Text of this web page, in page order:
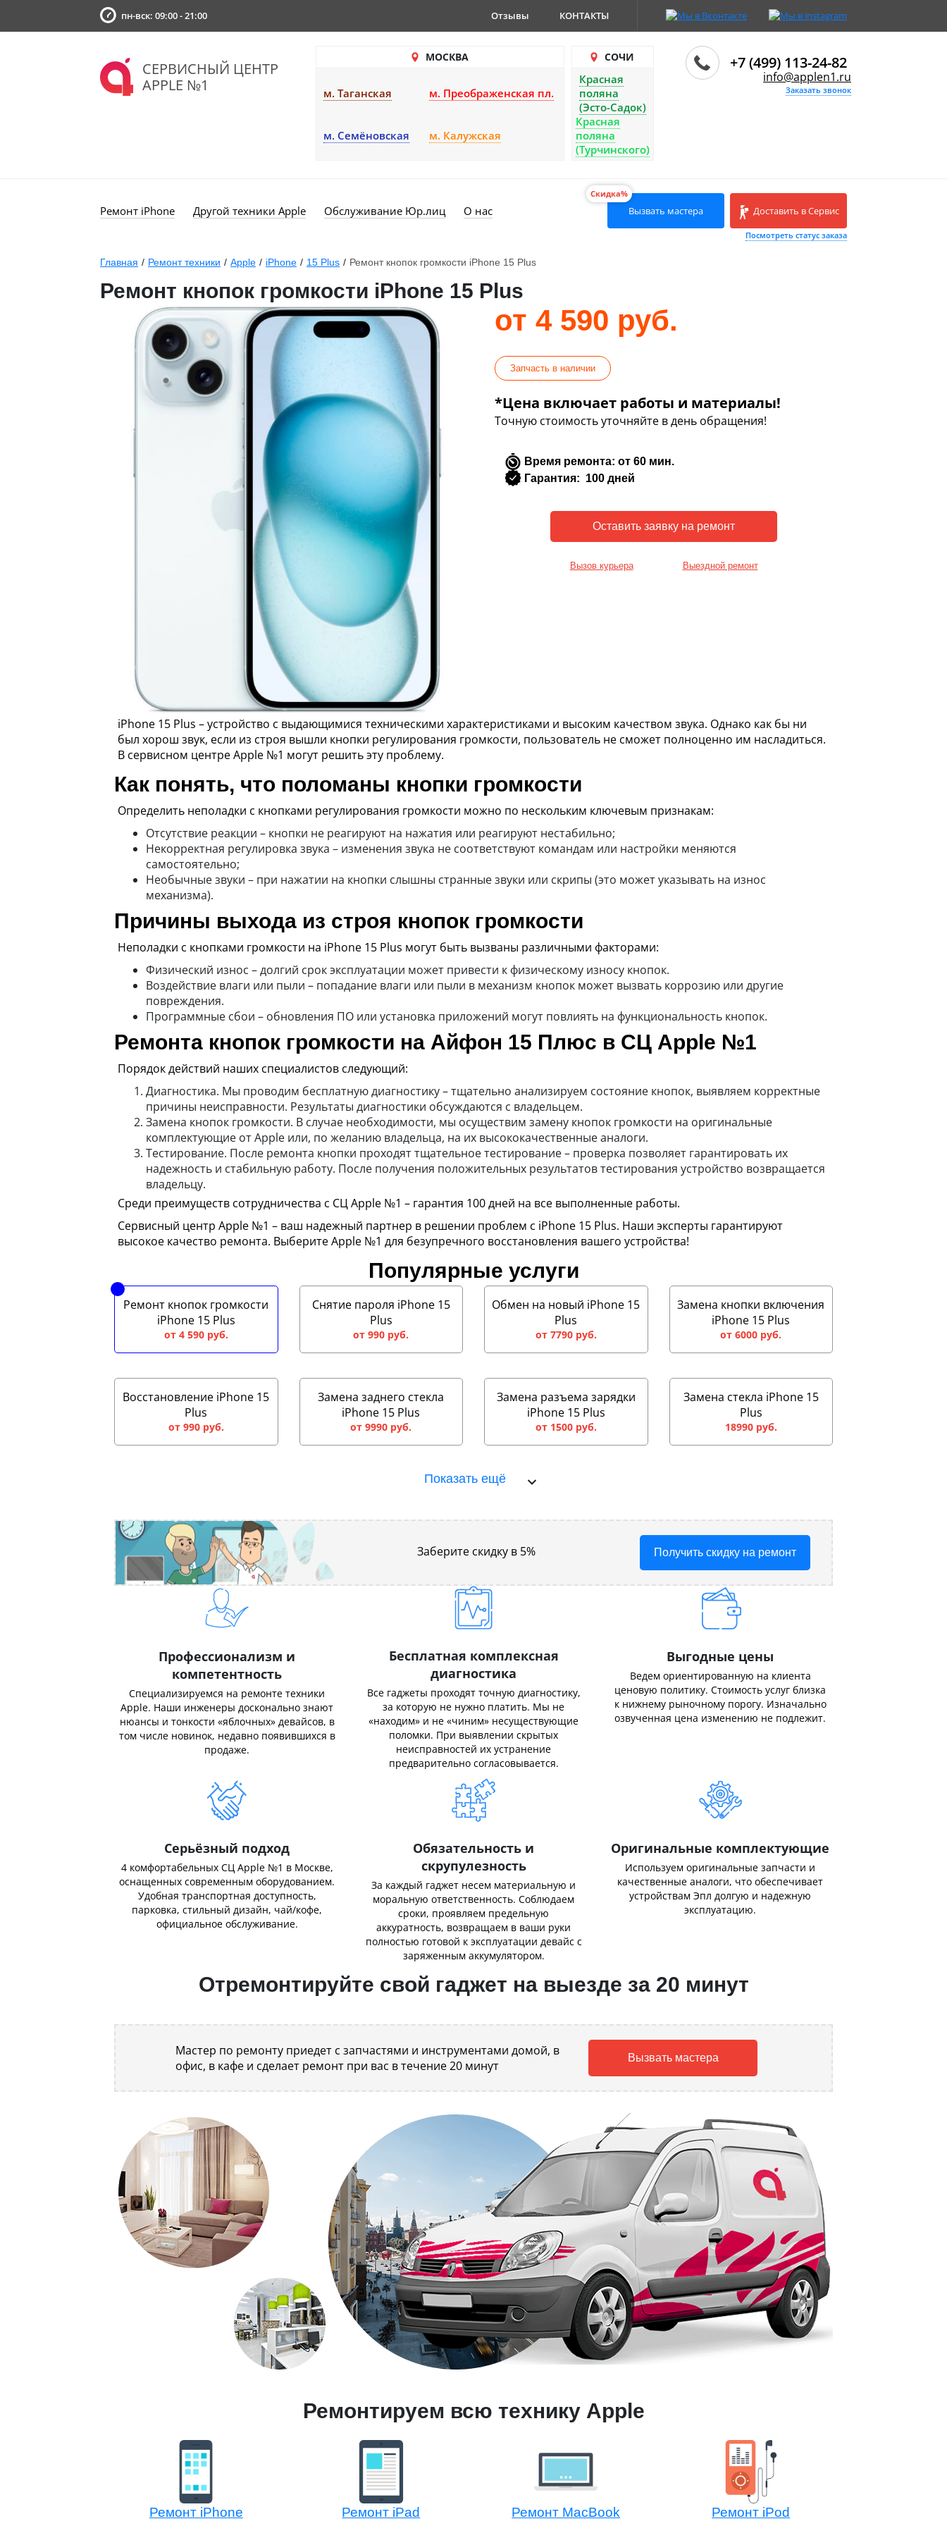
пн-вск: 09:00 - 21:00 Отзывы КОНТАКТЫ
СЕРВИСНЫЙ ЦЕНТР
APPLE №1
МОСКВА
м. Таганская м. Преображенская пл.
м. Семёновская м. Калужская
СОЧИ
Красная
поляна
(Эсто-Садок)
Красная
поляна
(Турчинского)
+7 (499) 113-24-82
info@applen1.ru
Заказать звонок
Ремонт iPhone Другой техники Apple Обслуживание Юр.лиц О нас
Скидка%
Вызвать мастера Доставить в Сервис
Посмотреть статус заказа
Главная / Ремонт техники / Apple / iPhone / 15 Plus / Ремонт кнопок громкости iPhone 15 Plus
Ремонт кнопок громкости iPhone 15 Plus
от 4 590 руб.
Запчасть в наличии
*Цена включает работы и материалы!
Точную стоимость уточняйте в день обращения!
Время ремонта: от 60 мин.
Гарантия: 100 дней
Вызов курьера Выездной ремонт
iPhone 15 Plus – устройство с выдающимися техническими характеристиками и высоким качеством звука. Однако как бы ни
был хорош звук, если из строя вышли кнопки регулирования громкости, пользователь не сможет полноценно им насладиться.
В сервисном центре Apple №1 могут решить эту проблему.
Как понять, что поломаны кнопки громкости
Определить неполадки с кнопками регулирования громкости можно по нескольким ключевым признакам:
Отсутствие реакции – кнопки не реагируют на нажатия или реагируют нестабильно;
Некорректная регулировка звука – изменения звука не соответствуют командам или настройки меняются
самостоятельно;
Необычные звуки – при нажатии на кнопки слышны странные звуки или скрипы (это может указывать на износ
механизма).
Причины выхода из строя кнопок громкости
Неполадки с кнопками громкости на iPhone 15 Plus могут быть вызваны различными факторами:
Физический износ – долгий срок эксплуатации может привести к физическому износу кнопок.
Воздействие влаги или пыли – попадание влаги или пыли в механизм кнопок может вызвать коррозию или другие
повреждения.
Программные сбои – обновления ПО или установка приложений могут повлиять на функциональность кнопок.
Ремонта кнопок громкости на Айфон 15 Плюс в СЦ Apple №1
Порядок действий наших специалистов следующий:
Диагностика. Мы проводим бесплатную диагностику – тщательно анализируем состояние кнопок, выявляем корректные
причины неисправности. Результаты диагностики обсуждаются с владельцем.
Замена кнопок громкости. В случае необходимости, мы осуществим замену кнопок громкости на оригинальные
комплектующие от Apple или, по желанию владельца, на их высококачественные аналоги.
Тестирование. После ремонта кнопки проходят тщательное тестирование – проверка позволяет гарантировать их
надежность и стабильную работу. После получения положительных результатов тестирования устройство возвращается
владельцу.
Среди преимуществ сотрудничества с СЦ Apple №1 – гарантия 100 дней на все выполненные работы.
Сервисный центр Apple №1 – ваш надежный партнер в решении проблем с iPhone 15 Plus. Наши эксперты гарантируют
высокое качество ремонта. Выберите Apple №1 для безупречного восстановления вашего устройства!
Популярные услуги
Ремонт кнопок громкости
iPhone 15 Plus
от 4 590 руб.
Снятие пароля iPhone 15
Plus
от 990 руб.
Обмен на новый iPhone 15
Plus
от 7790 руб.
Замена кнопки включения
iPhone 15 Plus
от 6000 руб.
Восстановление iPhone 15
Plus
от 990 руб.
Замена заднего стекла
iPhone 15 Plus
от 9990 руб.
Замена разъема зарядки
iPhone 15 Plus
от 1500 руб.
Замена стекла iPhone 15
Plus
18990 руб.
Показать ещё
Заберите скидку в 5% Получить скидку на ремонт
Профессионализм и
компетентность
Специализируемся на ремонте техники
Apple. Наши инженеры досконально знают
нюансы и тонкости «яблочных» девайсов, в
том числе новинок, недавно появившихся в
продаже.
Бесплатная комплексная
диагностика
Все гаджеты проходят точную диагностику,
за которую не нужно платить. Мы не
«находим» и не «чиним» несуществующие
поломки. При выявлении скрытых
неисправностей их устранение
предварительно согласовывается.
Выгодные цены
Ведем ориентированную на клиента
ценовую политику. Стоимость услуг близка
к нижнему рыночному порогу. Изначально
озвученная цена изменению не подлежит.
Серьёзный подход
4 комфортабельных СЦ Apple №1 в Москве,
оснащенных современным оборудованием.
Удобная транспортная доступность,
парковка, стильный дизайн, чай/кофе,
официальное обслуживание.
Обязательность и
скрупулезность
За каждый гаджет несем материальную и
моральную ответственность. Соблюдаем
сроки, проявляем предельную
аккуратность, возвращаем в ваши руки
полностью готовой к эксплуатации девайс с
заряженным аккумулятором.
Оригинальные комплектующие
Используем оригинальные запчасти и
качественные аналоги, что обеспечивает
устройствам Эпл долгую и надежную
эксплуатацию.
Отремонтируйте свой гаджет на выезде за 20 минут
Мастер по ремонту приедет с запчастями и инструментами домой, в
офис, в кафе и сделает ремонт при вас в течение 20 минут
Вызвать мастера
Ремонтируем всю технику Apple
Ремонт iPhone Ремонт iPad Ремонт MacBook Ремонт iPod